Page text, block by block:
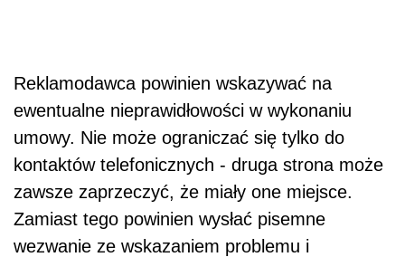
Reklamodawca powinien wskazywać na
ewentualne nieprawidłowości w wykonaniu
umowy. Nie może ograniczać się tylko do
kontaktów telefonicznych - druga strona może
zawsze zaprzeczyć, że miały one miejsce.
Zamiast tego powinien wysłać pisemne
wezwanie ze wskazaniem problemu i